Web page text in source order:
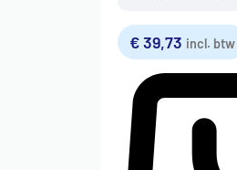
€39,73 incl. btw